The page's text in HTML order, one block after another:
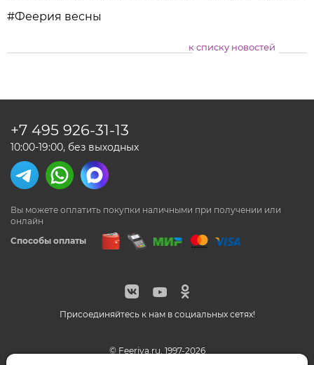
#Феерия весны
к списку новостей
Присоединяйтесь к нам в социальных сетях!
© Feeriya.ru, 1997-2026
Способы оплаты
Вы можете оплатить покупки наличными при получении или
онлайн
+7 495 926-31-13
10:00-19:00, без выходных